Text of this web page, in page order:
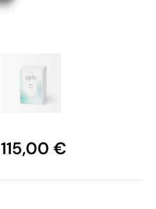
115,00 €